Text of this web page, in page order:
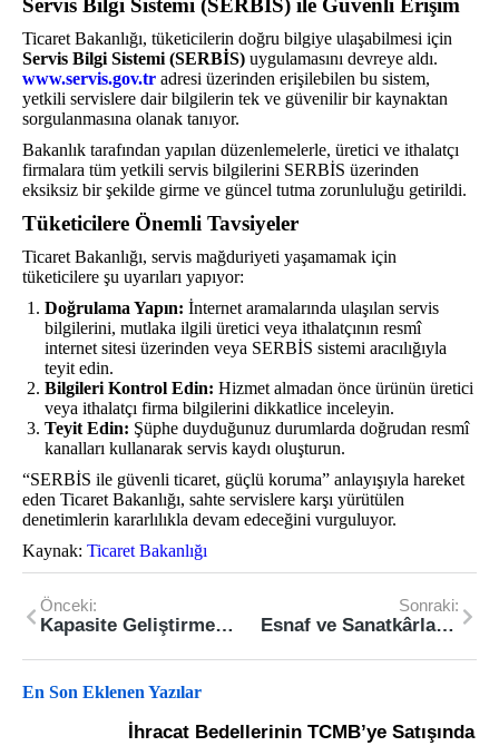
Servis Bilgi Sistemi (SERBİS) ile Güvenli Erişim
Ticaret Bakanlığı, tüketicilerin doğru bilgiye ulaşabilmesi için
Servis Bilgi Sistemi (SERBİS) uygulamasını devreye aldı.
www.servis.gov.tr adresi üzerinden erişilebilen bu sistem,
yetkili servislere dair bilgilerin tek ve güvenilir bir kaynaktan
sorgulanmasına olanak tanıyor.
Bakanlık tarafından yapılan düzenlemelerle, üretici ve ithalatçı
firmalara tüm yetkili servis bilgilerini SERBİS üzerinden
eksiksiz bir şekilde girme ve güncel tutma zorunluluğu getirildi.
Tüketicilere Önemli Tavsiyeler
Ticaret Bakanlığı, servis mağduriyeti yaşamamak için
tüketicilere şu uyarıları yapıyor:
Doğrulama Yapın: İnternet aramalarında ulaşılan servis
bilgilerini, mutlaka ilgili üretici veya ithalatçının resmî
internet sitesi üzerinden veya SERBİS sistemi aracılığıyla
teyit edin.
Bilgileri Kontrol Edin: Hizmet almadan önce ürünün üretici
veya ithalatçı firma bilgilerini dikkatlice inceleyin.
Teyit Edin: Şüphe duyduğunuz durumlarda doğrudan resmî
kanalları kullanarak servis kaydı oluşturun.
“SERBİS ile güvenli ticaret, güçlü koruma” anlayışıyla hareket
eden Ticaret Bakanlığı, sahte servislere karşı yürütülen
denetimlerin kararlılıkla devam edeceğini vurguluyor.
Kaynak: Ticaret Bakanlığı
Önceki:
Kapasite Geliştirme Destek Programı’nın 2026 Yılı 2. Başvuru Dönemi Başladı
Sonraki:
Esnaf ve Sanatkârlara 23 Yılda 803 Milyar Liralık Hazine Destekli Finansman Desteği
En Son Eklenen Yazılar
İhracat Bedellerinin TCMB’ye Satışında